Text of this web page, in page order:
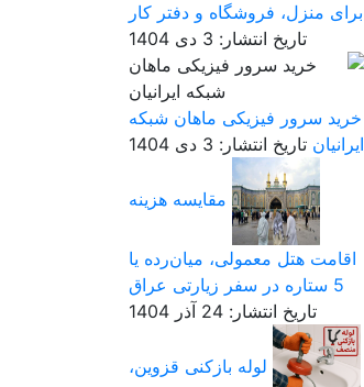
برای منزل، فروشگاه و دفتر کار
تاریخ انتشار: 3 دی 1404
خرید سرور فیزیکی ماهان شبکه
ایرانیان تاریخ انتشار: 3 دی 1404
مقایسه هزینه
اقامت هتل معمولی، میان‌رده یا
5 ستاره در سفر زیارتی عراق
تاریخ انتشار: 24 آذر 1404
لوله بازکنی قزوین،